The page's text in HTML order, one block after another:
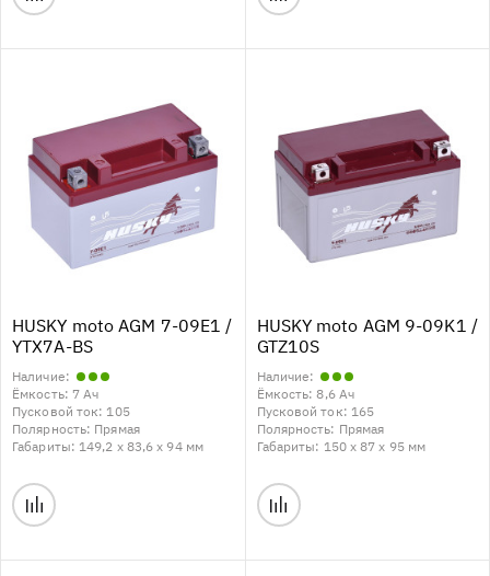
HUSKY moto AGM 7-09E1 /
YTX7A-BS
Наличие:
Ёмкость: 7 Ач
Пусковой ток: 105
Полярность: Прямая
Габариты: 149,2 x 83,6 x 94 мм
HUSKY moto AGM 9-09K1 /
GTZ10S
Наличие:
Ёмкость:8,6 Ач
Пусковой ток: 165
Полярность: Прямая
Габариты: 150 x 87 x 95 мм